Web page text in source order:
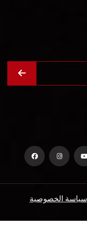
سياسة الخصوصية